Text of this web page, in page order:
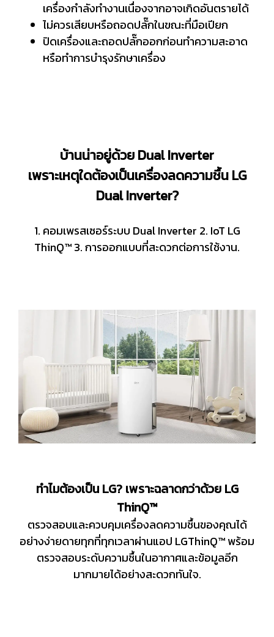
เครื่องกำลังทำงานเนื่องจากอาจเกิดอันตรายได้
ไม่ควรเสียบหรือถอดปลั๊กในขณะที่มือเปียก
ปิดเครื่องและถอดปลั๊กออกก่อนทำความสะอาด
หรือทำการบำรุงรักษาเครื่อง
บ้านน่าอยู่ด้วย Dual Inverter
เพราะเหตุใดต้องเป็นเครื่องลดความชื้น LG
Dual Inverter?
1. คอมเพรสเซอร์ระบบ Dual Inverter 2. IoT LG
ThinQ™ 3. การออกแบบที่สะดวกต่อการใช้งาน.
ทำไมต้องเป็น LG? เพราะฉลาดกว่าด้วย LG
ThinQ™
ตรวจสอบและควบคุมเครื่องลดความชื้นของคุณได้
อย่างง่ายดายทุกที่ทุกเวลาผ่านแอป LGThinQ™ พร้อม
ตรวจสอบระดับความชื้นในอากาศและข้อมูลอีก
มากมายได้อย่างสะดวกทันใจ.